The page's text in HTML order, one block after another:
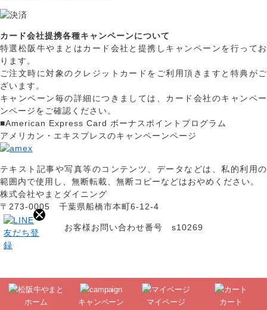
カード会社提携各種キャンペーンについて
特選松阪牛やまとはカード会社と提携しキャンペーンを行ってお
ります。
ご注文時に対象のクレジットカードをご利用頂きますと特典がご
ざいます。
キャンペーン毎の詳細につきましては、カード会社のキャンペー
ンページをご確認ください。
■American Express Card ボーナスポイントプログラム
アメリカン・エキスプレスのキャンペーンページ
テキスト記事や写真等のコンテンツ、データなどは、私的利用の
範囲内で使用し、無断転載、無断コピーなどはおやめください。
株式会社やまとダイニング
〒273-0005 千葉県船橋市本町6-12-4
お客様お問い合わせ番号 s10269
ホーム キャンペーン マイページ カート